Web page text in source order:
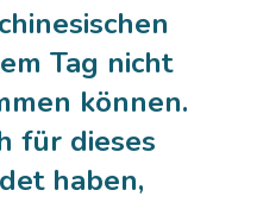
Tag nicht
können.
für dieses
haben,